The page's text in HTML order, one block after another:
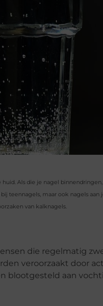
Als die je nagel binnendringen,
teennagels, maar ook nagels aan
van kalknagels.
die regelmatig
veroorzaakt door
blootgesteld aan